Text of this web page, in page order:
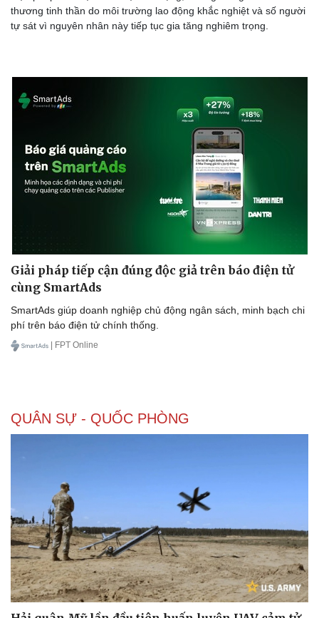
thương tinh thần do môi trường lao động khắc nghiệt và số người
tự sát vì nguyên nhân này tiếp tục gia tăng nghiêm trọng.
Giải pháp tiếp cận đúng độc giả trên báo điện tử
cùng SmartAds
SmartAds giúp doanh nghiệp chủ động ngân sách, minh bạch chi
phí trên báo điện tử chính thống.
| FPT Online
QUÂN SỰ - QUỐC PHÒNG